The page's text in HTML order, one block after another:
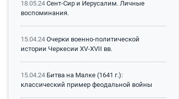
18.05.24 Сент-Сир и Иерусалим. Личные
воспоминания.
15.04.24 Очерки военно-политической
истории Черкесии XV-XVII вв.
15.04.24 Битва на Малке (1641 г.):
классический пример феодальной войны